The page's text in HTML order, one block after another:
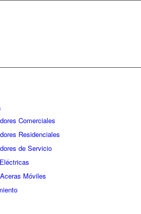
Comerciales
Residenciales
de Servicio
Móviles